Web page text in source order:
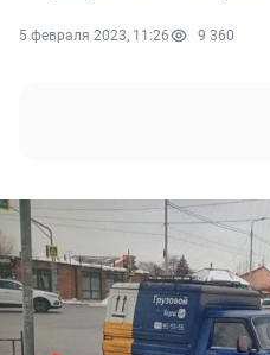
5 февраля 2023, 11:26 9 360